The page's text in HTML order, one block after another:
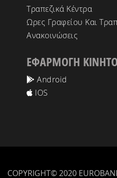
Τραπεζικά Κέντρα
Ωρες Γραφείου Και
Ανακοινώσεις
ΕΦΑΡΜΟΓΗ
Android
IOS
COPYRIGHT© 2020